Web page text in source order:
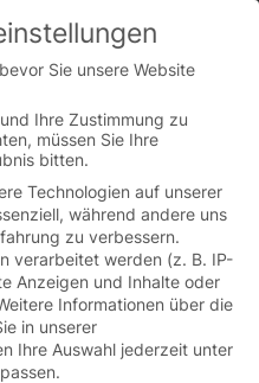
German website.
für das passende Tor
Sie unsere Website
Ihre Zustimmung zu
müssen Sie Ihre
bitten.
Technologien auf unserer
während andere uns
zu verbessern.
verarbeitet werden (z. B. IP-
Anzeigen und Inhalte oder
Informationen über die
in unserer
Ihre Auswahl jederzeit unter